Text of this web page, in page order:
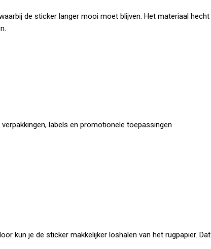
de sticker langer mooi moet blijven. Het materiaal hecht
labels en promotionele toepassingen
kun je de sticker makkelijker loshalen van het rugpapier. Dat